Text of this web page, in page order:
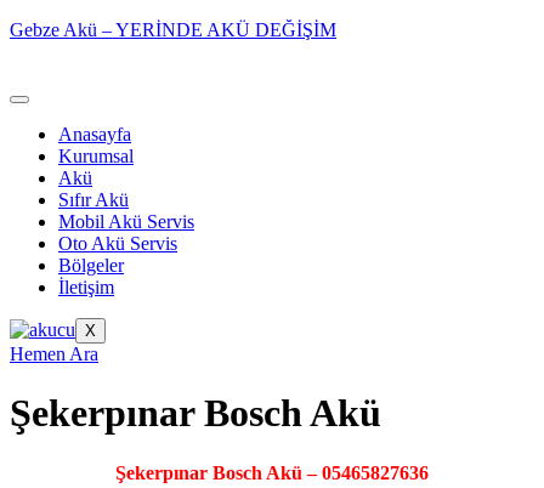
Gebze Akü – YERİNDE AKÜ DEĞİŞİM
Anasayfa
Kurumsal
Akü
Sıfır Akü
Mobil Akü Servis
Oto Akü Servis
Bölgeler
İletişim
X
Hemen Ara
Şekerpınar Bosch Akü
Şekerpınar Bosch Akü – 05465827636